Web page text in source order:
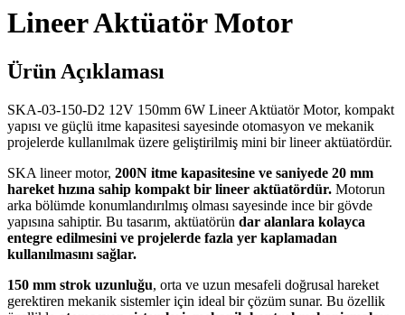
Lineer Aktüatör Motor
Ürün Açıklaması
SKA-03-150-D2 12V 150mm 6W Lineer Aktüatör Motor, kompakt
yapısı ve güçlü itme kapasitesi sayesinde otomasyon ve mekanik
projelerde kullanılmak üzere geliştirilmiş mini bir lineer aktüatördür.
SKA lineer motor, 200N itme kapasitesine ve saniyede 20 mm
hareket hızına sahip kompakt bir lineer aktüatördür. Motorun
arka bölümde konumlandırılmış olması sayesinde ince bir gövde
yapısına sahiptir. Bu tasarım, aktüatörün dar alanlara kolayca
entegre edilmesini ve projelerde fazla yer kaplamadan
kullanılmasını sağlar.
150 mm strok uzunluğu, orta ve uzun mesafeli doğrusal hareket
gerektiren mekanik sistemler için ideal bir çözüm sunar. Bu özellik